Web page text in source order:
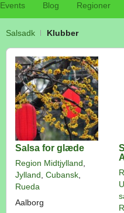
Events Blog Regioner
Salsadk Klubber
Salsa for glæde
Region Midtjylland
Jylland Cubansk,
Rueda
Aalborg